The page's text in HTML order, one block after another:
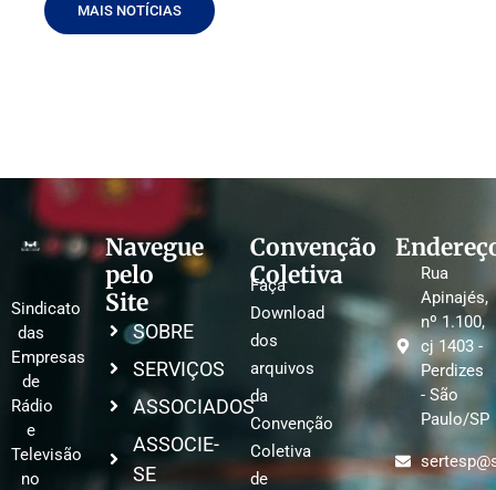
MAIS NOTÍCIAS
Sindicato
das
Empresas
de
Rádio
e
Televisão
no
Navegue
pelo
Site
SOBRE
SERVIÇOS
ASSOCIADOS
ASSOCIE-
SE
Convenção
Coletiva
Faça
Download
dos
arquivos
da
Convenção
Coletiva
de
Rua
Apinajés,
nº 1.100,
cj 1403 -
Perdizes
- São
Paulo/SP